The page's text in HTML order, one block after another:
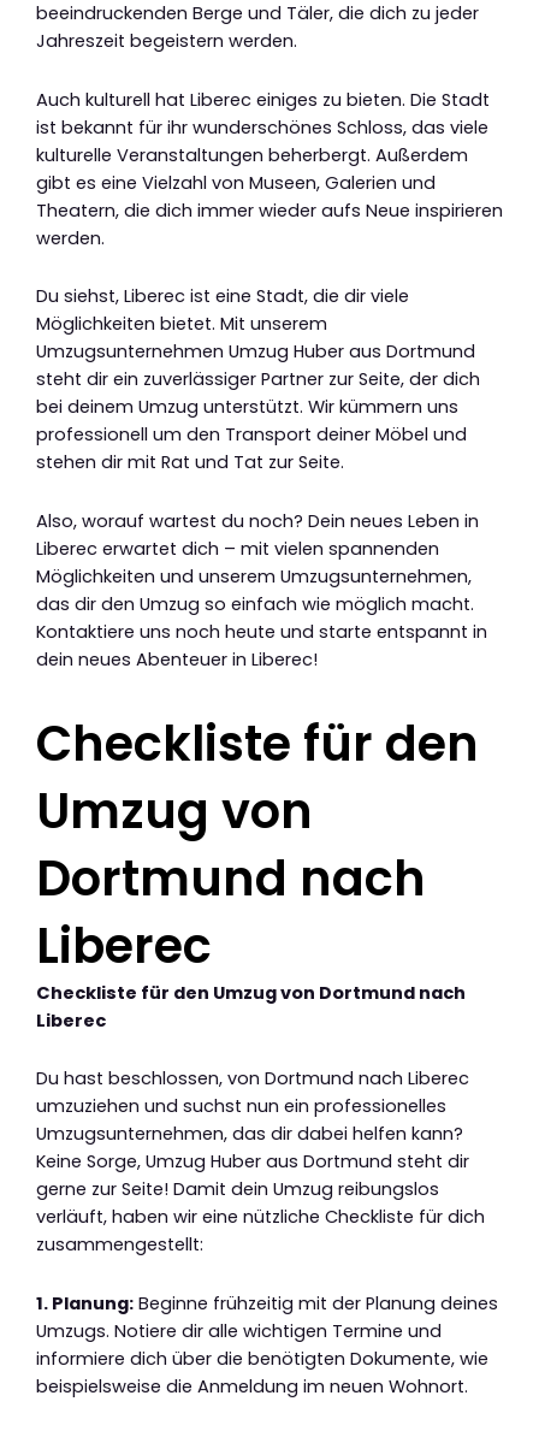
beeindruckenden Berge und Täler, die dich zu jeder
Jahreszeit begeistern werden.
Auch kulturell hat Liberec einiges zu bieten. Die Stadt
ist bekannt für ihr wunderschönes Schloss, das viele
kulturelle Veranstaltungen beherbergt. Außerdem
gibt es eine Vielzahl von Museen, Galerien und
Theatern, die dich immer wieder aufs Neue inspirieren
werden.
Du siehst, Liberec ist eine Stadt, die dir viele
Möglichkeiten bietet. Mit unserem
Umzugsunternehmen Umzug Huber aus Dortmund
steht dir ein zuverlässiger Partner zur Seite, der dich
bei deinem Umzug unterstützt. Wir kümmern uns
professionell um den Transport deiner Möbel und
stehen dir mit Rat und Tat zur Seite.
Also, worauf wartest du noch? Dein neues Leben in
Liberec erwartet dich – mit vielen spannenden
Möglichkeiten und unserem Umzugsunternehmen,
das dir den Umzug so einfach wie möglich macht.
Kontaktiere uns noch heute und starte entspannt in
dein neues Abenteuer in Liberec!
Checkliste für den
Umzug von
Dortmund nach
Liberec
Checkliste für den Umzug von Dortmund nach
Liberec
Du hast beschlossen, von Dortmund nach Liberec
umzuziehen und suchst nun ein professionelles
Umzugsunternehmen, das dir dabei helfen kann?
Keine Sorge, Umzug Huber aus Dortmund steht dir
gerne zur Seite! Damit dein Umzug reibungslos
verläuft, haben wir eine nützliche Checkliste für dich
zusammengestellt:
1. Planung: Beginne frühzeitig mit der Planung deines
Umzugs. Notiere dir alle wichtigen Termine und
informiere dich über die benötigten Dokumente, wie
beispielsweise die Anmeldung im neuen Wohnort.